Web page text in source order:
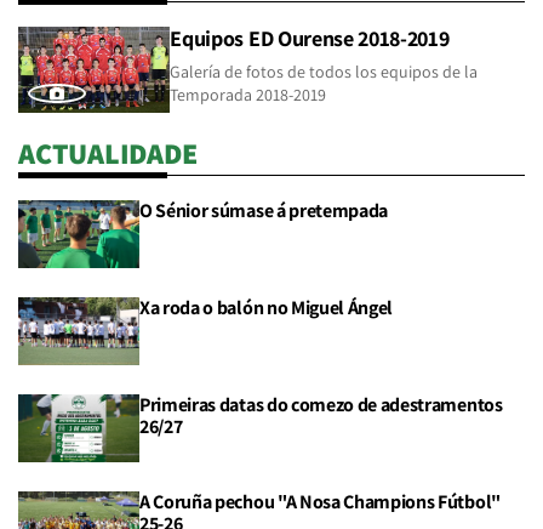
Equipos ED Ourense 2018-2019
Galería de fotos de todos los equipos de la
Temporada 2018-2019
ACTUALIDADE
O Sénior súmase á pretempada
Xa roda o balón no Miguel Ángel
Primeiras datas do comezo de adestramentos
26/27
A Coruña pechou "A Nosa Champions Fútbol"
25-26